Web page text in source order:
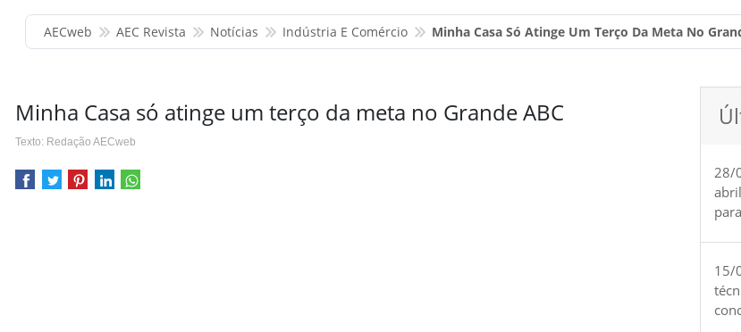
AECweb AEC Revista Notícias Indústria E Comércio Minha Casa Só Atinge Um Terço Da Meta No
Minha Casa só atinge um terço da meta no Grande ABC
Texto: Redação AECweb
28/
15/